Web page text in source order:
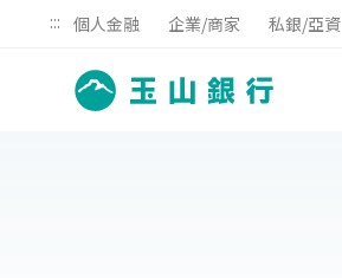
::: 個人金融 企業/商家 私銀/亞資